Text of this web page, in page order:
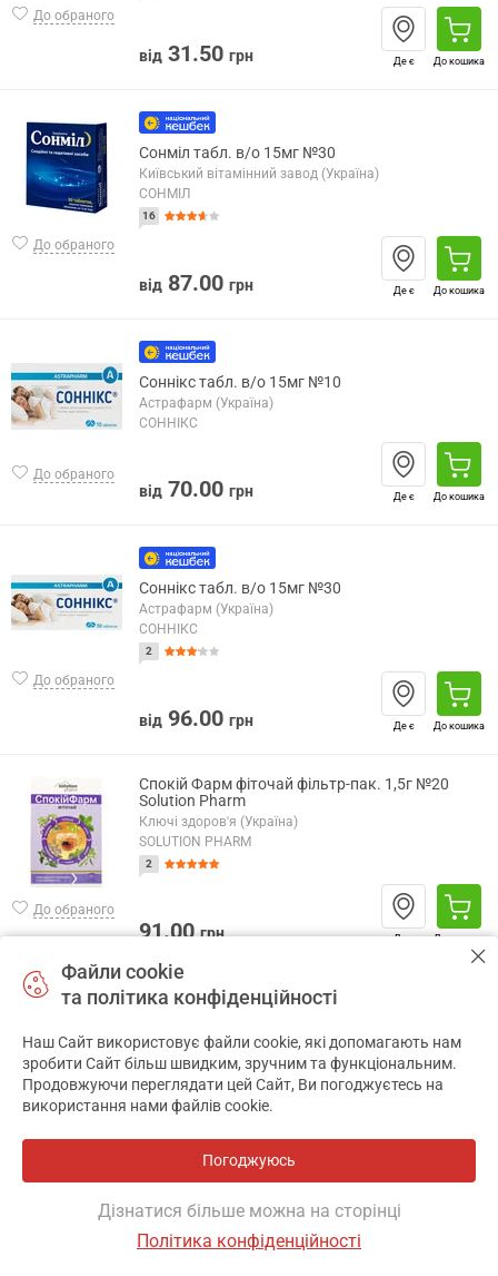
До обраного
від 31.50 грн Де є До кошика
До обраного
Сонміл табл. в/о 15мг №30
Київський вітамінний завод (Україна)
СОНМІЛ
16
від 87.00 грн Де є До кошика
До обраного
Соннікс табл. в/о 15мг №10
Астрафарм (Україна)
СОННІКС
від 70.00 грн Де є До кошика
До обраного
Соннікс табл. в/о 15мг №30
Астрафарм (Україна)
СОННІКС
2
від 96.00 грн Де є До кошика
До обраного
Спокій Фарм фіточай фільтр-пак. 1,5г №20
Solution Pharm
Ключі здоров'я (Україна)
SOLUTION PHARM
2
91.00грн Де є До кошика
Стрес-гран гран. пенал 10г
СТРЕС-ГРАН
237.05грн
Стрес-офф капс. №20 Solution Pharm
Фармаком (Україна)
Файли cookie
та політика конфіденційності
Наш Сайт використовує файли cookie, які допомагають нам
зробити Сайт більш швидким, зручним та функціональним.
Продовжуючи переглядати цей Сайт, Ви погоджуєтесь на
використання нами файлів cookie.
Погоджуюсь
Дізнатися більше можна на сторінці
Політика конфіденційності
✕